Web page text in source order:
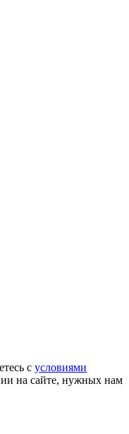
с условиями
на сайте, нужных нам